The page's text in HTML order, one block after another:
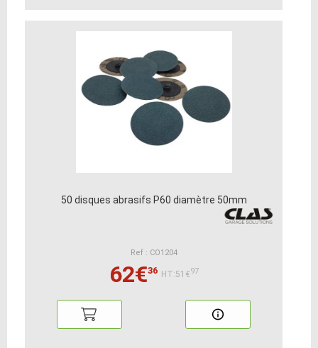
50 disques abrasifs P60 diamètre 50mm
Ref : CO1204
62€36 HT:51€97